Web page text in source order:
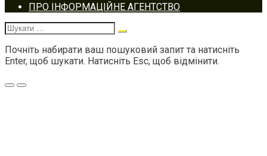
Footer
navigation
ПРО ІНФОРМАЦІЙНЕ АГЕНТСТВО
Шукати:
Почніть набирати ваш пошуковий запит та натисніть
Enter, щоб шукати. Натисніть Esc, щоб відмінити.
Меню